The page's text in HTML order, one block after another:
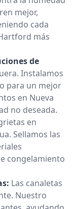
mejor,
cada
más
de
Instalamos
para un mejor
en Nueva
no deseada.
en
Sellamos las
congelamiento
Las canaletas
Nuestro